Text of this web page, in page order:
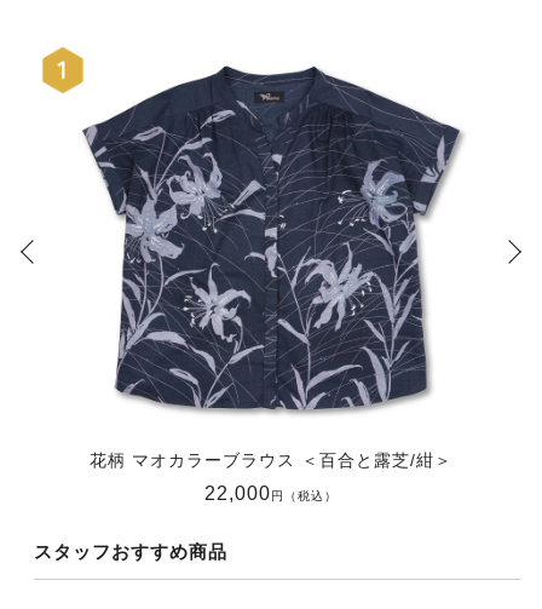
花柄 マオカラーブラウス ＜百合と露芝/紺＞
22,000円（税込）
スタッフおすすめ商品